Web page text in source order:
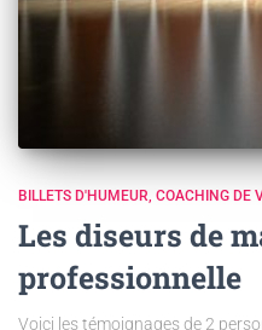
BILLETS D'HUMEUR COACHING DE
Les diseurs de
professionnelle
Voici les témoignages de 2